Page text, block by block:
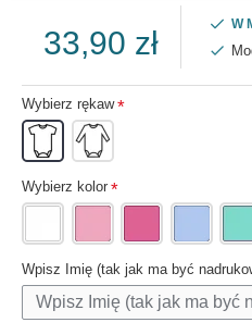
33,90 zł
W
Wybierz rękaw
Wybierz kolor
Wpisz Imię (tak jak ma być